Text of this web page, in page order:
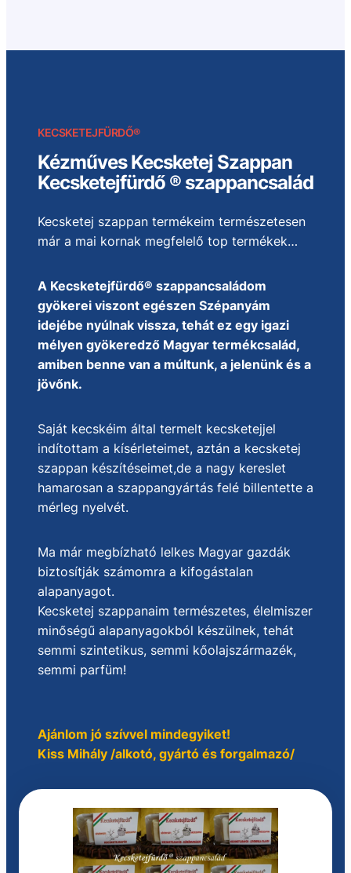
KECSKETEJFÜRDŐ®
Kézműves Kecsketej Szappan
Kecsketejfürdő ® szappancsalád
Kecsketej szappan termékeim természetesen
már a mai kornak megfelelő top termékek…
A Kecsketejfürdő® szappancsaládom
gyökerei viszont egészen Szépanyám
idejébe nyúlnak vissza, tehát ez egy igazi
mélyen gyökeredző Magyar termékcsalád,
amiben benne van a múltunk, a jelenünk és a
jövőnk.
Saját kecskéim által termelt kecsketejjel
indítottam a kísérleteimet, aztán a kecsketej
szappan készítéseimet,de a nagy kereslet
hamarosan a szappangyártás felé billentette a
mérleg nyelvét.
Ma már megbízható lelkes Magyar gazdák
biztosítják számomra a kifogástalan
alapanyagot.
Kecsketej szappanaim természetes, élelmiszer
minőségű alapanyagokból készülnek, tehát
semmi szintetikus, semmi kőolajszármazék,
semmi parfüm!
Ajánlom jó szívvel mindegyiket!
Kiss Mihály /alkotó, gyártó és forgalmazó/